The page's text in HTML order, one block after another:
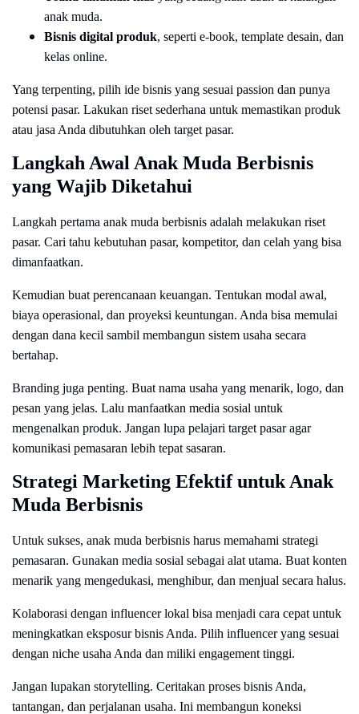
anak muda.
Bisnis digital produk, seperti e-book, template desain, dan
kelas online.
Yang terpenting, pilih ide bisnis yang sesuai passion dan punya
potensi pasar. Lakukan riset sederhana untuk memastikan produk
atau jasa Anda dibutuhkan oleh target pasar.
Langkah Awal Anak Muda Berbisnis
yang Wajib Diketahui
Langkah pertama anak muda berbisnis adalah melakukan riset
pasar. Cari tahu kebutuhan pasar, kompetitor, dan celah yang bisa
dimanfaatkan.
Kemudian buat perencanaan keuangan. Tentukan modal awal,
biaya operasional, dan proyeksi keuntungan. Anda bisa memulai
dengan dana kecil sambil membangun sistem usaha secara
bertahap.
Branding juga penting. Buat nama usaha yang menarik, logo, dan
pesan yang jelas. Lalu manfaatkan media sosial untuk
mengenalkan produk. Jangan lupa pelajari target pasar agar
komunikasi pemasaran lebih tepat sasaran.
Strategi Marketing Efektif untuk Anak
Muda Berbisnis
Untuk sukses, anak muda berbisnis harus memahami strategi
pemasaran. Gunakan media sosial sebagai alat utama. Buat konten
menarik yang mengedukasi, menghibur, dan menjual secara halus.
Kolaborasi dengan influencer lokal bisa menjadi cara cepat untuk
meningkatkan eksposur bisnis Anda. Pilih influencer yang sesuai
dengan niche usaha Anda dan miliki engagement tinggi.
Jangan lupakan storytelling. Ceritakan proses bisnis Anda,
tantangan, dan perjalanan usaha. Ini membangun koneksi